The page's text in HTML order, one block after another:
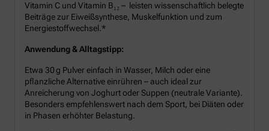
Vitamin C und Vitamin B₁₂ – leisten wissenschaftlich belegte
Beiträge zur Eiweißsynthese, Muskelfunktion und zum
Energiestoffwechsel.*
Anwendung & Alltagstipp:
Etwa 30 g Pulver einfach in Wasser, Milch oder eine
pflanzliche Alternative einrühren – auch ideal zur
Anreicherung von Joghurt oder Suppen (neutrale Variante).
Besonders empfehlenswert nach dem Sport, bei Diäten oder
in Phasen erhöhter Belastung.